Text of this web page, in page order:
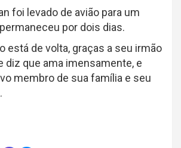
foi levado de avião para um
por dois dias.
está de volta, graças a seu irmão
diz que ama imensamente, e
membro de sua família e seu